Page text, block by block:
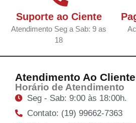
Suporte ao Ciente
Atendimento Seg a Sab: 9 as
18
Atendimento Ao Cliente
Horário de Atendimento
Seg - Sab: 9:00 às 18:00h.
Contato: (19) 99662-7363